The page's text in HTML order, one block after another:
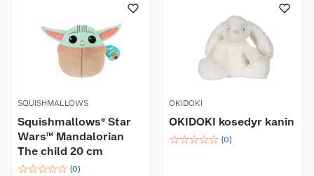
SQUISHMALLOWS
Squishmallows® Star
Wars™ Mandalorian
The child 20 cm
☆☆☆☆☆ (0)
OKIDOKI
OKIDOKI kosedyr kanin
☆☆☆☆☆ (0)